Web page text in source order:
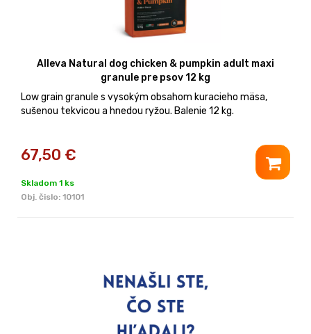
Alleva Natural dog chicken & pumpkin adult maxi
granule pre psov 12 kg
Low grain granule s vysokým obsahom kuracieho mäsa,
sušenou tekvicou a hnedou ryžou. Balenie 12 kg.
67,50 €
Skladom 1 ks
Obj. čislo: 10101